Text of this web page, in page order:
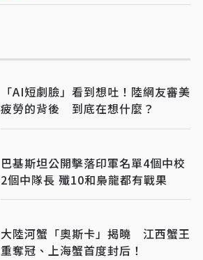
「AI短劇臉」看到想吐！陸網友審美
疲勞的背後 到底在想什麼？
巴基斯坦公開擊落印軍名單4個中校
2個中隊長 殲10和梟龍都有戰果
大陸河蟹「奧斯卡」揭曉 江西蟹王
重奪冠、上海蟹首度封后！